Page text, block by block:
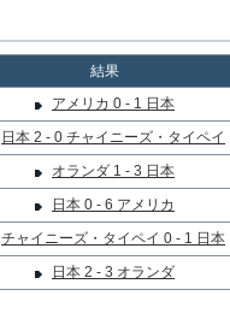
結果
アメリカ 0 - 1 日本
日本 2 - 0 チャイニーズ・タイペイ
オランダ 1 - 3 日本
日本 0 - 6 アメリカ
チャイニーズ・タイペイ 0 - 1 日本
日本 2 - 3 オランダ